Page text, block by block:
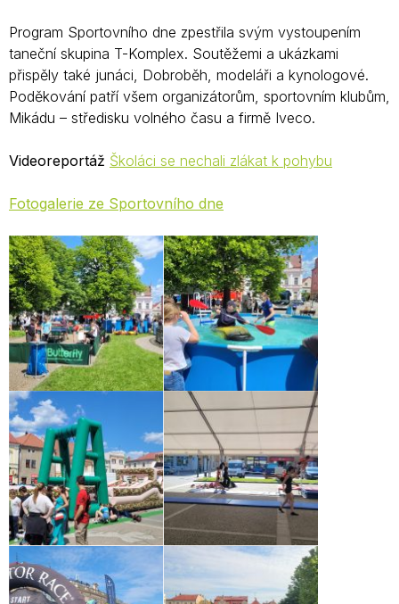
Program Sportovního dne zpestřila svým vystoupením
taneční skupina T-Komplex. Soutěžemi a ukázkami
přispěly také junáci, Dobroběh, modeláři a kynologové.
Poděkování patří všem organizátorům, sportovním klubům,
Mikádu – středisku volného času a firmě Iveco.
Videoreportáž Školáci se nechali zlákat k pohybu
Fotogalerie ze Sportovního dne